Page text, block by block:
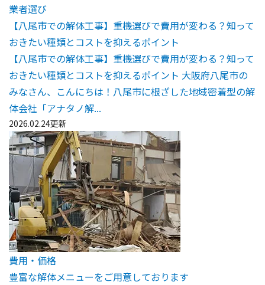
業者選び
【八尾市での解体工事】重機選びで費用が変わる？知って
おきたい種類とコストを抑えるポイント
【八尾市での解体工事】重機選びで費用が変わる？知って
おきたい種類とコストを抑えるポイント 大阪府八尾市の
みなさん、こんにちは！八尾市に根ざした地域密着型の解
体会社「アナタノ解...
2026.02.24更新
費用・価格
豊富な解体メニューをご用意しております